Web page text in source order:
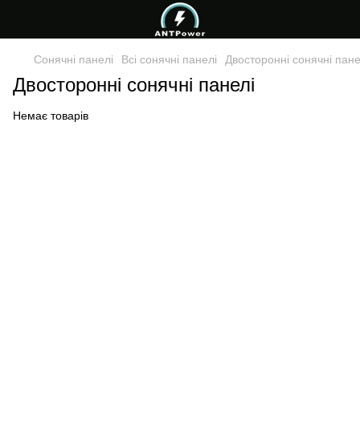
Сонячні панелі Всі сонячні панелі Двосторонні сонячні
Двосторонні сонячні панелі
Немає товарів